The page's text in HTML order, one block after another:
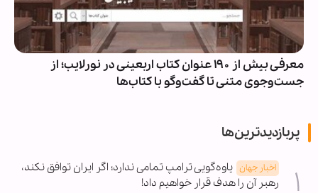
معرفی بیش از ۱۹۰ عنوان کتاب اربعینی در نورلایب؛ از
جست‌وجوی متنی تا گفت‌وگو با کتاب‌ها
پربازدیدترین‌ها
اخبار جهان یاوه‌گویی ترامپ تمامی ندارد؛ اگر ایران توافق نکند،
رهبر آن را هدف قرار خواهیم داد!